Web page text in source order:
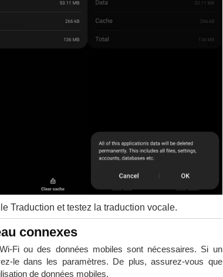
Traduction et testez la traduction vocale.
connexes
Fi ou des données mobiles sont nécessaires. Si un
le dans les paramètres. De plus, assurez-vous que
de données mobiles.